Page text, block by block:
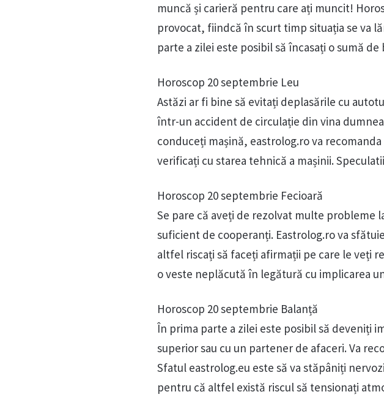
muncă și carieră pentru care ați muncit!
provocat, fiindcă în scurt timp situația se va
parte a zilei este posibil să încasați o sumă
Horoscop 20 septembrie Leu
Astăzi ar fi bine să evitați deplasările cu
într-un accident de circulație din vina
conduceți mașină, eastrolog.ro va
verificați cu starea tehnică a mașinii.
Horoscop 20 septembrie Fecioară
Se pare că aveți de rezolvat multe probleme
suficient de cooperanți. Eastrolog.ro va
altfel riscați să faceți afirmații pe care le veți
o veste neplăcută în legătură cu implicarea
Horoscop 20 septembrie Balanță
În prima parte a zilei este posibil să deveniți
superior sau cu un partener de afaceri. Va
Sfatul eastrolog.eu este să va stăpâniți
pentru că altfel există riscul să tensionați